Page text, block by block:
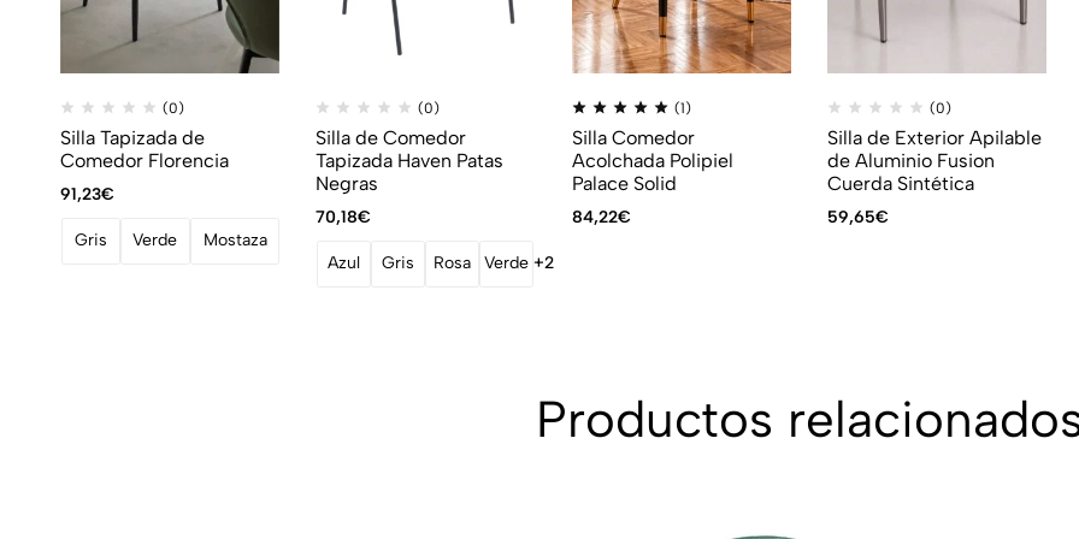
(0)
Silla Tapizada de
Comedor Florencia
91,23€
Gris Verde Mostaza
(0)
Silla de Comedor
Tapizada Haven Patas
Negras
70,18€
Azul Gris Rosa Verde +2
(1)
Silla Comedor
Acolchada Polipiel
Palace Solid
84,22€
(0)
Silla de Exterior Apilable
de Aluminio Fusion
Cuerda Sintética
59,65€
Productos